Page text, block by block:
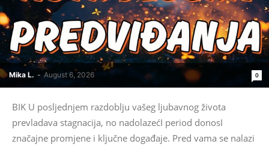
Mika L. - August 6, 2026 0
BIK U posljednjem razdoblju vašeg ljubavnog života
prevladava stagnacija, no nadolazećI period donosI
značajne promjene i ključne događaje. Pred vama se nalazi